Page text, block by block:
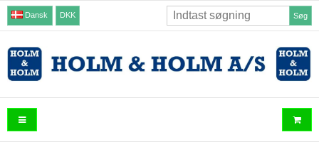
Dansk DKK Søg